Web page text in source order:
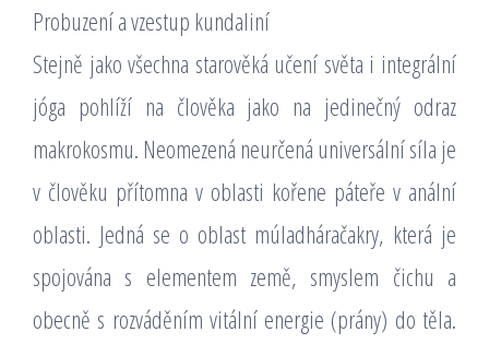
Probuzení a vzestup kundaliní
Stejně jako všechna starověká učení světa i integrální
jóga pohlíží na člověka jako na jedinečný odraz
makrokosmu. Neomezená neurčená universální síla je
v člověku přítomna v oblasti kořene páteře v anální
oblasti. Jedná se o oblast múladháračakry, která je
spojována s elementem země, smyslem čichu a
obecně s rozváděním vitální energie (prány) do těla.